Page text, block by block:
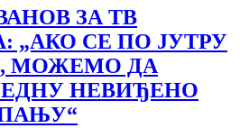
ЗА ТВ
„АКО СЕ ПО ЈУТРУ
МОЖЕМО ДА
НЕВИЂЕНО